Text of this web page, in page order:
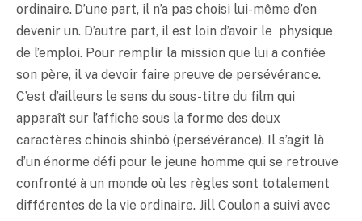
ordinaire. D’une part, il n’a pas choisi lui-même d’en
devenir un. D’autre part, il est loin d’avoir le physique
de l’emploi. Pour remplir la mission que lui a confiée
son père, il va devoir faire preuve de persévérance.
C’est d’ailleurs le sens du sous-titre du film qui
apparaît sur l’affiche sous la forme des deux
caractères chinois shinbô (persévérance). Il s’agit là
d’un énorme défi pour le jeune homme qui se retrouve
confronté à un monde où les règles sont totalement
différentes de la vie ordinaire. Jill Coulon a suivi avec